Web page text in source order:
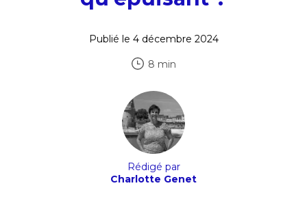
Publié le 4 décembre 2024
8 min
Rédigé par
Charlotte Genet